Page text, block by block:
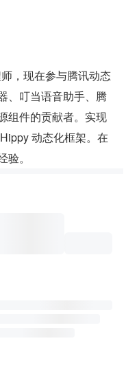
，现在参与腾讯动态
、叮当语音助手、腾
组件的贡献者。实现
动态化框架。在
。